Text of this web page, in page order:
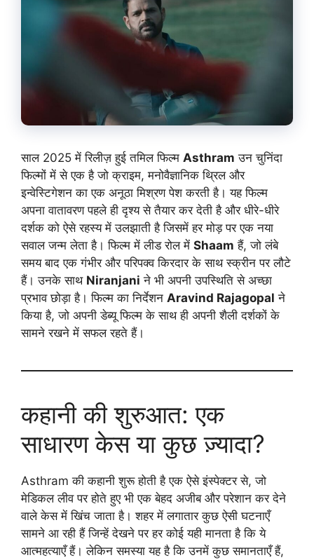
साल 2025 में रिलीज़ हुई तमिल फिल्म Asthram उन चुनिंदा
फिल्मों में से एक है जो क्राइम, मनोवैज्ञानिक थ्रिल और
इन्वेस्टिगेशन का एक अनूठा मिश्रण पेश करती है। यह फिल्म
अपना वातावरण पहले ही दृश्य से तैयार कर देती है और धीरे-धीरे
दर्शक को ऐसे रहस्य में उलझाती है जिसमें हर मोड़ पर एक नया
सवाल जन्म लेता है। फिल्म में लीड रोल में Shaam हैं, जो लंबे
समय बाद एक गंभीर और परिपक्व किरदार के साथ स्क्रीन पर लौटे
हैं। उनके साथ Niranjani ने भी अपनी उपस्थिति से अच्छा
प्रभाव छोड़ा है। फिल्म का निर्देशन Aravind Rajagopal ने
किया है, जो अपनी डेब्यू फिल्म के साथ ही अपनी शैली दर्शकों के
सामने रखने में सफल रहते हैं।
कहानी की शुरुआत: एक
साधारण केस या कुछ ज़्यादा?
Asthram की कहानी शुरू होती है एक ऐसे इंस्पेक्टर से, जो
मेडिकल लीव पर होते हुए भी एक बेहद अजीब और परेशान कर देने
वाले केस में खिंच जाता है। शहर में लगातार कुछ ऐसी घटनाएँ
सामने आ रही हैं जिन्हें देखने पर हर कोई यही मानता है कि ये
आत्महत्याएँ हैं। लेकिन समस्या यह है कि उनमें कुछ समानताएँ हैं,